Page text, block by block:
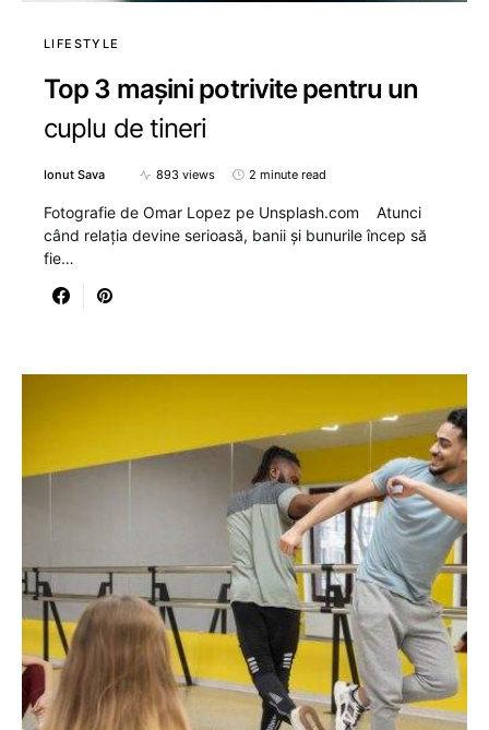
LIFESTYLE
Top 3 mașini potrivite pentru un
cuplu de tineri
Ionut Sava 893 views 2 minute read
Fotografie de Omar Lopez pe Unsplash.com Atunci
când relația devine serioasă, banii și bunurile încep să
fie…